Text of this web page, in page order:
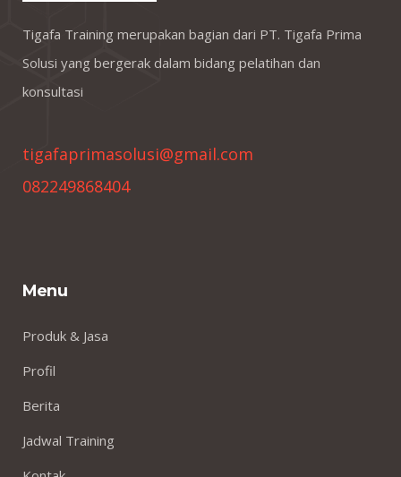
Tigafa Training merupakan bagian dari PT. Tigafa Prima
Solusi yang bergerak dalam bidang pelatihan dan
konsultasi
tigafaprimasolusi@gmail.com
082249868404
Menu
Produk & Jasa
Profil
Berita
Jadwal Training